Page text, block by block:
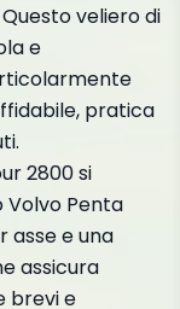
veliero di
e
pratica
2800 si
Penta
asse e una
assicura
brevi e